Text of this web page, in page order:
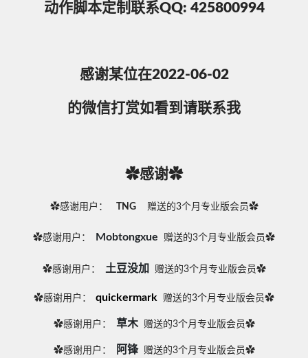
动作脚本定制联系QQ: 425800994
感谢某位在2022-06-02
的微信打赏如看到请联系我
✿感谢✿
✿感谢用户： TNG赠送的3个月专业版会员✿
✿感谢用户： Mobtongxue 赠送的3个月专业版会员✿
✿感谢用户： 土豆没加 赠送的3个月专业版会员✿
✿感谢用户： quickermark 赠送的3个月专业版会员✿
✿感谢用户： 草木 赠送的3个月专业版会员✿
✿感谢用户： 阿锋 赠送的3个月专业版会员✿